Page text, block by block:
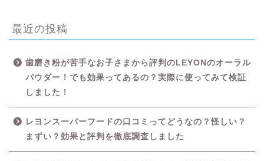
最近の投稿
歯磨き粉が苦手なお子さまから評判のLEYONのオーラル
パウダー！でも効果ってあるの？実際に使ってみて検証
しました！
レヨンスーパーフードの口コミってどうなの？怪しい？
まずい？効果と評判を徹底調査しましたHOME